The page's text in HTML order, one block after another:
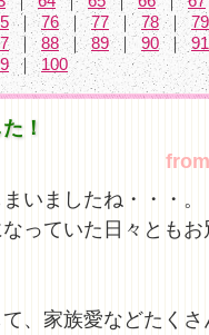
｜76 ｜77 ｜ 78 ｜ 79
｜ 88｜ 89｜ 90 ｜
91
｜ 100
！
from
いましたね・・・。
っていた日々とも
、家族愛などたく